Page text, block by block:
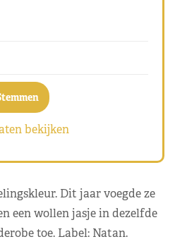
bekijken
Dit jaar voegde ze
een wollen jasje in dezelfde
toe. Label: Natan.